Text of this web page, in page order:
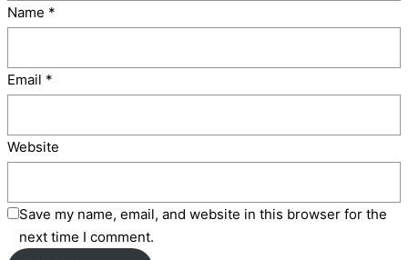
Name *
Email *
Website
Save my name, email, and website in this browser for the
next time I comment.